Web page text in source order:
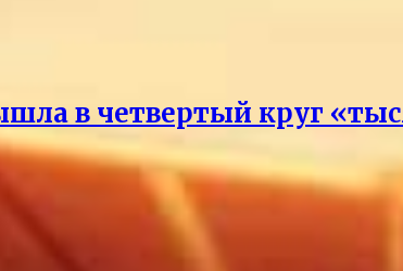
в четвертый круг